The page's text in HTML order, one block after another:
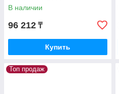
В наличии
96 212 ₸
Купить
Топ продаж